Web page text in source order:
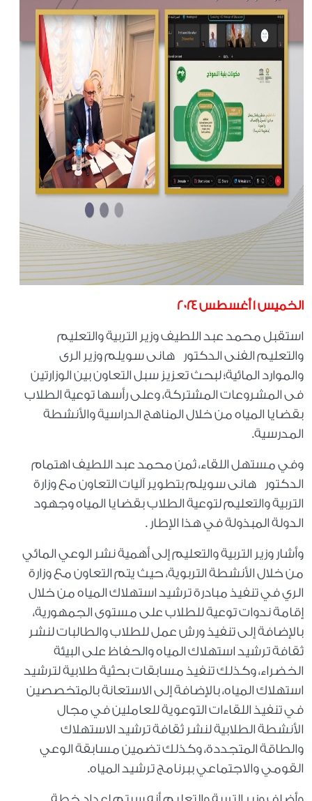
الخميس ١ أغسطس ٢٠٢٤
استقبل محمد عبد اللطيف وزير التربية والتعليم
والتعليم الفنى الدكتور هانى سويلم وزير الرى
والموارد المائية؛ لبحث تعزيز سبل التعاون بين الوزارتين
فى المشروعات المشتركة، وعلى رأسها توعية الطلاب
بقضايا المياه من خلال المناهج الدراسية والأنشطة
المدرسية.
وفي مستهل اللقاء، ثمن محمد عبد اللطيف اهتمام
الدكتور هانى سويلم بتطوير آليات التعاون مع وزارة
التربية والتعليم لتوعية الطلاب بقضايا المياه وجهود
الدولة المبذولة في هذا الإطار .
وأشار وزير التربية والتعليم إلى أهمية نشر الوعي المائي
من خلال الأنشطة التربوية، حيث يتم التعاون مع وزارة
الري في تنفيذ مبادرة ترشيد استهلاك المياه من خلال
إقامة ندوات توعية للطلاب على مستوى الجمهورية،
بالإضافة إلى تنفيذ ورش عمل للطلاب والطالبات لنشر
ثقافة ترشيد استهلاك المياه والحفاظ على البيئة
الخضراء، وكذلك تنفيذ مسابقات بحثية طلابية لترشيد
استهلاك المياه، بالإضافة إلى الاستعانة بالمتخصصين
في تنفيذ اللقاءات التوعوية للعاملين في مجال
الأنشطة الطلابية لنشر ثقافة ترشيد الاستهلاك
والطاقة المتجددة، وكذلك تضمين مسابقة الوعي
القومي والاجتماعي ببرنامج ترشيد المياه.